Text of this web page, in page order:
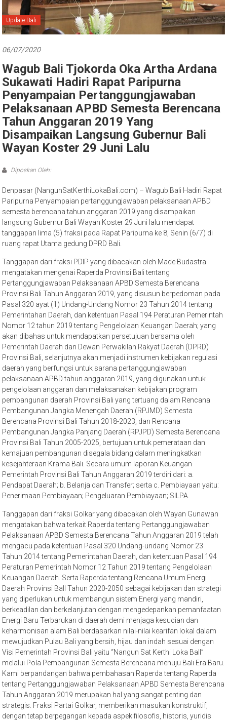
Bali
Update Bali
06/07/2020
Wagub Bali Tjokorda Oka Artha Ardana
Sukawati Hadiri Rapat Paripurna
Penyampaian Pertanggungjawaban
Pelaksanaan APBD Semesta Berencana
Tahun Anggaran 2019 Yang
Disampaikan Langsung Gubernur Bali
Wayan Koster 29 Juni Lalu
Diposkan Oleh:
Denpasar (NangunSatKerthiLokaBali.com) – Wagub Bali Hadiri Rapat
Paripurna Penyampaian pertanggungjawaban pelaksanaan APBD
semesta berencana tahun anggaran 2019 yang disampaikan
langsung Gubernur Bali Wayan Koster 29 Juni lalu mendapat
tanggapan lima (5) fraksi pada Rapat Paripurna ke 8, Senin (6/7) di
ruang rapat Utama gedung DPRD Bali.
Tanggapan dari fraksi PDIP yang dibacakan oleh Made Budastra
mengatakan mengenai Raperda Provinsi Bali tentang
Pertanggungjawaban Pelaksanaan APBD Semesta Berencana
Provinsi Bali Tahun Anggaran 2019, yang disusun berpedoman pada
Pasal 320 ayat (1) Undang-Undang Nomor 23 Tahun 2014 tentang
Pemerintahan Daerah, dan ketentuan Pasal 194 Peraturan Pemerintah
Nomor 12 tahun 2019 tentang Pengelolaan Keuangan Daerah; yang
akan dibahas untuk mendapatkan persetujuan bersama oleh
Pemerintah Daerah dan Dewan Perwakilan Rakyat Daerah (DPRD)
Provinsi Bali, selanjutnya akan menjadi instrumen kebijakan regulasi
daerah yang berfungsi untuk sarana pertanggungjawaban
pelaksanaan APBD tahun anggaran 2019, yang digunakan untuk
pengelolaan anggaran dan melaksanakan kebijakan program
pembangunan daerah Provinsi Bali yang tertuang dalam Rencana
Pembangunan Jangka Menengah Daerah (RPJMD) Semesta
Berencana Provinsi Bali Tahun 2018-2023, dan Rencana
Pembangunan Jangka Panjang Daerah (RPJPD) Semesta Berencana
Provinsi Bali Tahun 2005-2025, bertujuan untuk pemerataan dan
kemajuan pembangunan disegala bidang dalam meningkatkan
kesejahteraan Krama Bali. Secara umum laporan Keuangan
Pemerintah Provinsi Bali Tahun Anggaran 2019 terdiri dari: a.
Pendapat Daerah; b. Belanja dan Transfer; serta c. Pembiayaan yaitu:
Penerimaan Pembiayaan; Pengeluaran Pembiayaan; SILPA.
Tanggapan dari fraksi Golkar yang dibacakan oleh Wayan Gunawan
mengatakan bahwa terkait Raperda tentang Pertanggungjawaban
Pelaksanaan APBD Semesta Berencana Tahun Anggaran 2019 telah
mengacu pada ketentuan Pasal 320 Undang-undang Nomor 23
Tahun 2014 tentang Pemerintahan Daerah, dan ketentuan Pasal 194
Peraturan Pemerintah Nomor 12 Tahun 2019 tentang Pengelolaan
Keuangan Daerah. Serta Raperda tentang Rencana Umum Energi
Daerah Provinsi Ball Tahun 2020-2050 sebagai kebijakan dan strategi
yang diperlukan untuk membangun sistem Energi yang mandiri,
berkeadilan dan berkelanjutan dengan mengedepankan pemanfaatan
Energi Baru Terbarukan di daerah demi menjaga kesucian dan
keharmonisan alam Bali berdasarkan nilai-nilai kearifan lokal dalam
mewujudkan Pulau Bali yang bersih, hijau dan indah sesuai dengan
Visi Pemerintah Provinsi Bali yaitu “Nangun Sat Kerthi Loka Ball”
melalui Pola Pembangunan Semesta Berencana menuju Bali Era Baru.
Kami berpandangan bahwa pembahasan Raperda tentang Raperda
tentang Pertanggungjawaban Pelaksanaan APBD Semesta Berencana
Tahun Anggaran 2019 merupakan hal yang sangat penting dan
strategis. Fraksi Partai Golkar, memberikan masukan konstruktif,
dengan tetap berpegangan kepada aspek filosofis, historis, yuridis